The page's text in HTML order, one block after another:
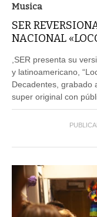
Musica
SER
NACIONAL
,SER presenta su
y latinoamericano,
Decadentes, grabado
super original con